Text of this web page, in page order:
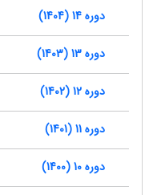
دوره 14 (1404)
دوره 13 (1403)
دوره 12 (1402)
دوره 11 (1401)
دوره 10 (1400)